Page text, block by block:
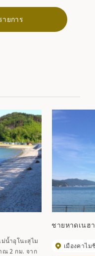
ยการ
น้ำอุโนะสุไม
ณ 2 กม. จาก
ชายหาดเนฮ
เมืองคาไม